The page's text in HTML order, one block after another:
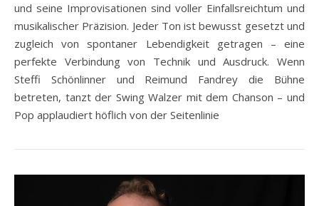
und seine Improvisationen sind voller Einfallsreichtum und
musikalischer Präzision. Jeder Ton ist bewusst gesetzt und
zugleich von spontaner Lebendigkeit getragen – eine
perfekte Verbindung von Technik und Ausdruck. Wenn
Steffi Schönlinner und Reimund Fandrey die Bühne
betreten, tanzt der Swing Walzer mit dem Chanson – und
Pop applaudiert höflich von der Seitenlinie